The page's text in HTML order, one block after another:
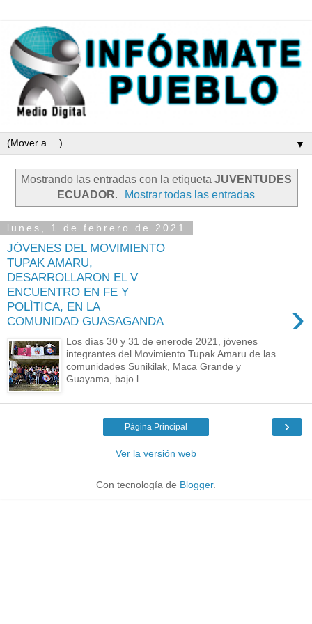
▼
Mostrando las entradas con la etiqueta JUVENTUDES
ECUADOR. Mostrar todas las entradas
lunes, 1 de febrero de 2021
JÓVENES DEL MOVIMIENTO
TUPAK AMARU,
DESARROLLARON EL V
ENCUENTRO EN FE Y
POLÌTICA, EN LA
COMUNIDAD GUASAGANDA
›
Los días 30 y 31 de enerode 2021, jóvenes
integrantes del Movimiento Tupak Amaru de las
comunidades Sunikilak, Maca Grande y
Guayama, bajo l...
›
Página Principal
Ver la versión web
Con tecnología de Blogger.